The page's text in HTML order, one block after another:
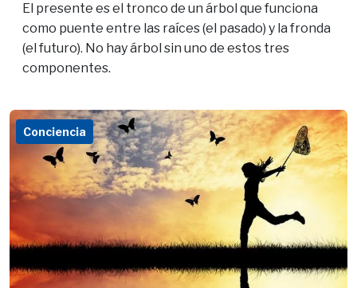
El presente es el tronco de un árbol que funciona
como puente entre las raíces (el pasado) y la fronda
(el futuro). No hay árbol sin uno de estos tres
componentes.
Conciencia